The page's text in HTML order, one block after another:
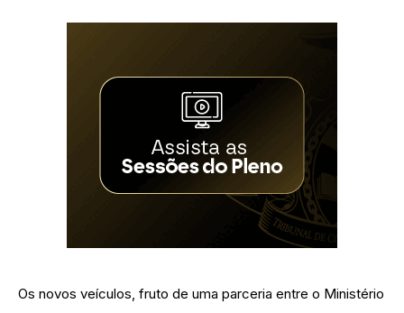
Os novos veículos, fruto de uma parceria entre o Ministério